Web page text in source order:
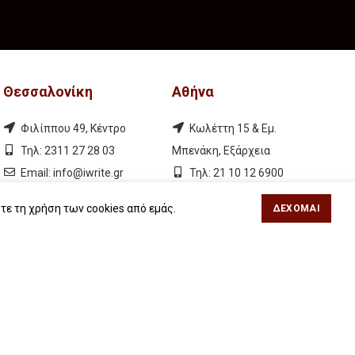
Θεσσαλονίκη
Φιλίππου 49, Κέντρο
Τηλ: 2311 27 28 03
Εmail: info@iwrite.gr
Αθήνα
Κωλέττη 15 & Εμ.
Μπενάκη, Εξάρχεια
Τηλ: 21 10 12 6900
info@iwrite.gr
τη χρήση των cookies από εμάς. ΔΈΧΟΜΑΙ